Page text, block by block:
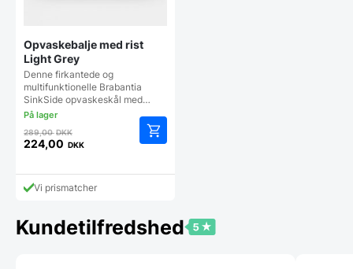
Opvaskebalje med rist
Light Grey
Denne firkantede og
multifunktionelle Brabantia
SinkSide opvaskeskål med…
289,00DKKDen
oprindelige
var:
289,00 DKK.
224,00 DKK
aktuelle
prisVi prismatcher
Kundetilfredshed